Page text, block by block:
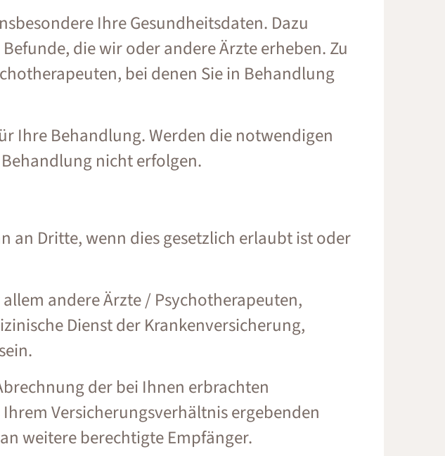
Ihre Gesundheitsdaten. Dazu
die wir oder andere Ärzte erheben. Zu
bei denen Sie in Behandlung
Ihre Behandlung. Werden die notwendigen
nicht erfolgen.
Dritte, wenn dies gesetzlich erlaubt ist oder
andere Ärzte / Psychotherapeuten,
Dienst der Krankenversicherung,
der bei Ihnen erbrachten
Versicherungsverhältnis ergebenden
weitere berechtigte Empfänger.